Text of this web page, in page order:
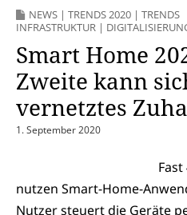
NEWS | TRENDS 2020 | TRENDS
INFRASTRUKTUR |
Smart Home
Zweite kann
vernetztes
1. September 2020
nutzen Smart-Home-
Nutzer steuert die Geräte